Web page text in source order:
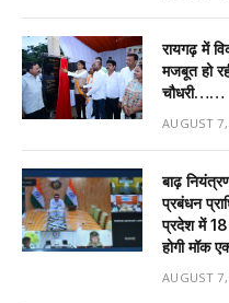
रायगढ़ में
मजबूत हो
चौधरी……
AUGUST
बाढ़
प्रबंधन
प्रदेश में
होगी मॉक
AUGUST